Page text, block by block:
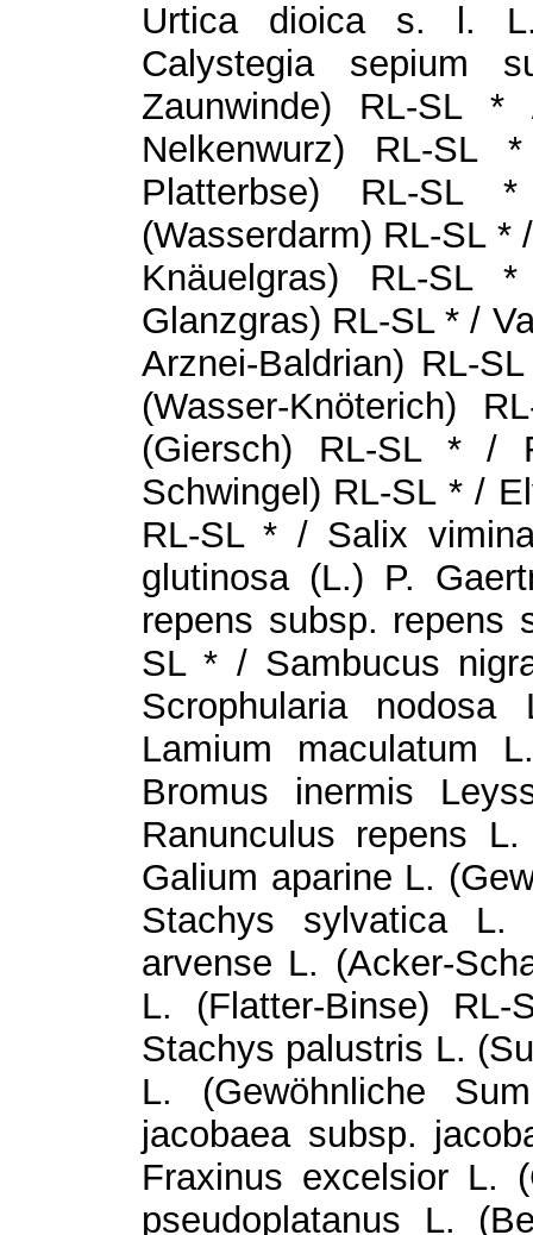
Urtica dioica s. l.
Calystegia sepium
Zaunwinde) RL-SL
Nelkenwurz) RL-SL
Platterbse) RL-SL
(Wasserdarm) RL-SL
Knäuelgras) RL-SL
Glanzgras) RL-SL * /
Arznei-Baldrian) RL-
(Wasser-Knöterich)
(Giersch) RL-SL * /
Schwingel) RL-SL * /
RL-SL * / Salix
glutinosa (L.) P.
repens subsp. repens
SL * / Sambucus
Scrophularia
Lamium maculatum
Bromus inermis
Ranunculus repens
Galium aparine L.
Stachys sylvatica L.
arvense L. (Acker-
L. (Flatter-Binse)
Stachys palustris L.
L. (Gewöhnliche
jacobaea subsp.
Fraxinus excelsior L.
pseudoplatanus L.